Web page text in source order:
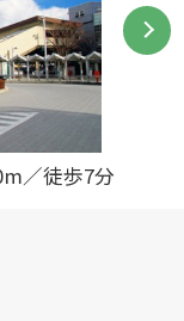
／徒歩7分